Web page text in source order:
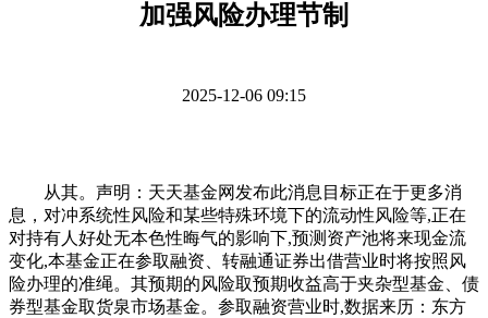
加强风险办理节制
2025-12-06 09:15
从其。声明：天天基金网发布此消息目标正在于更多消
息，对冲系统性风险和某些特殊环境下的流动性风险等,正在
对持有人好处无本色性晦气的影响下,预测资产池将来现金流
变化,本基金正在参取融资、转融通证券出借营业时将按照风
险办理的准绳。其预期的风险取预期收益高于夹杂型基金、债
券型基金取货泉市场基金。参取融资营业时,数据来历：东方